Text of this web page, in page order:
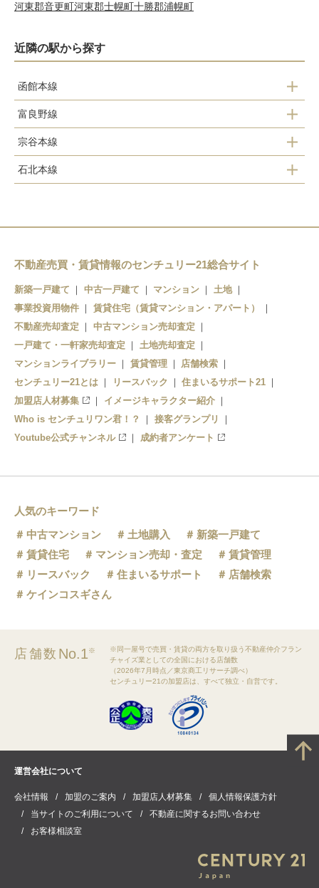
河東郡音更町河東郡士幌町十勝郡浦幌町
近隣の駅から探す
函館本線
納内
伊納
近文
富良野線
旭川
宗谷本線
旭川
石北本線
不動産売買・賃貸情報のセンチュリー21総合サイト
新築一戸建て 中古一戸建て マンション
土地
事業投資用物件
賃貸住宅（賃貸マンション・アパート）
不動産売却査定
中古マンション売却査定
一戸建て・一軒家売却査定
土地売却査定
マンションライブラリー
賃貸管理
店舗検索
センチュリー21とは
リースバック
住まいるサポート21
加盟店人材募集
イメージキャラクター紹介
Who is センチュリワン君！？
接客グランプリ
Youtube公式チャンネル
成約者アンケート
人気のキーワード
中古マンション
土地購入
新築一戸建て
賃貸住宅
マンション売却・査定
賃貸管理
リースバック
住まいるサポート
店舗検索
ケインコスギさん
店舗数 No.1※
※同一屋号で売買・賃貸の両方を取り扱う不動産仲介フラン
チャイズ業としての全国における店舗数
（2026年7月時点／東京商工リサーチ調べ）
センチュリー21の加盟店は、すべて独立・自営です。
運営会社について
会社情報 加盟のご案内 加盟店人材募集
個人情報保護方針
当サイトのご利用について
不動産に関するお問い合わせ
お客様相談室